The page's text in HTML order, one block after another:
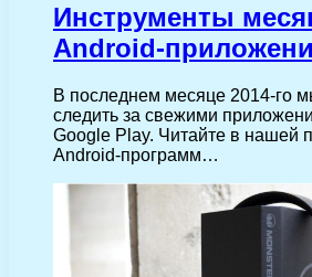
Инструменты
Android-
В последнем месяце 2014-го
следить за свежими
Google Play. Читайте в нашей
Android-программ…